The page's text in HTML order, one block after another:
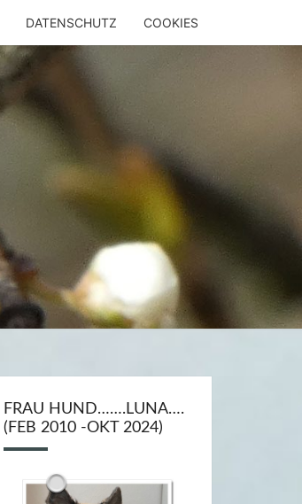
DATENSCHUTZ COOKIES
FRAU HUND…….LUNA….
(FEB 2010 -OKT 2024)